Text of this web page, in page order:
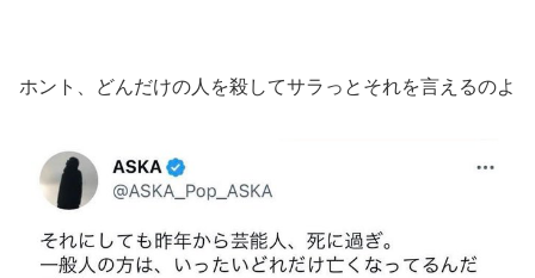
ホント、どんだけの人を殺してサラっとそれを言えるのよ